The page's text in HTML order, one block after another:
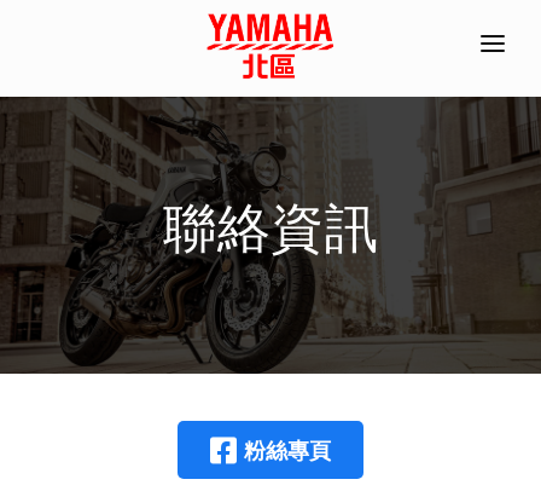
首頁
全機種產品/分期
經銷據點
常見問題
聯絡資訊
ACC部品手冊
聯絡資訊
粉絲專頁